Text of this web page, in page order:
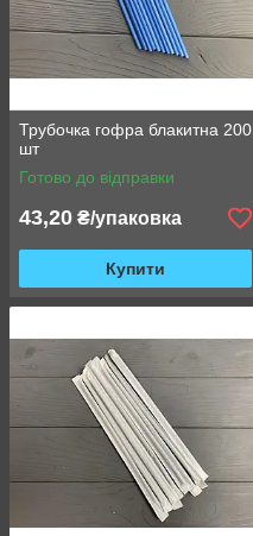
Трубочка гофра блакитна 200
шт
Готово до відправки
43,20 ₴/упаковка
Купити